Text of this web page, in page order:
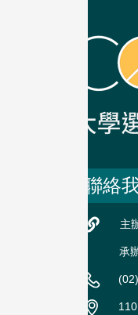
聯絡
主
承